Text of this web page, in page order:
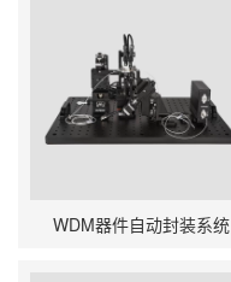
WDM器件自动封装系统